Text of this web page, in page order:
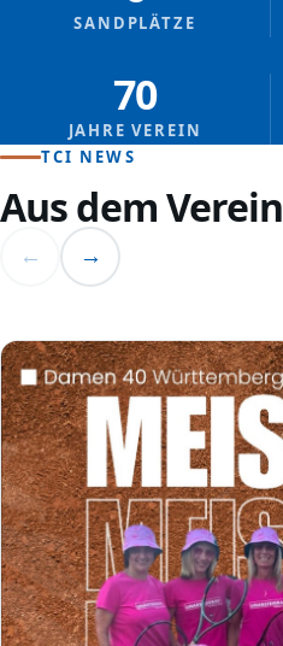
SANDPLÄTZE
70
JAHRE VEREIN
TCI NEWS
Aus dem Verein
← →